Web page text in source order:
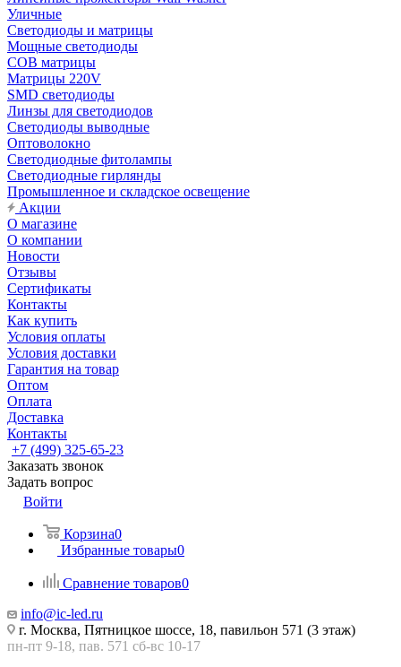
Уличные
Светодиоды и матрицы
Мощные светодиоды
COB матрицы
Матрицы 220V
SMD светодиоды
Линзы для светодиодов
Светодиоды выводные
Оптоволокно
Светодиодные фитолампы
Светодиодные гирлянды
Промышленное и складское освещение
Акции
О магазине
О компании
Новости
Отзывы
Сертификаты
Контакты
Как купить
Условия оплаты
Условия доставки
Гарантия на товар
Оптом
Оплата
Доставка
Контакты
+7 (499) 325-65-23
Заказать звонок
Задать вопрос
Войти
Корзина0
Избранные товары0
Сравнение товаров0
info@ic-led.ru
г. Москва, Пятницкое шоссе, 18, павильон 571 (3 этаж)
пн-пт 9-18, пав. 571 сб-вс 10-17